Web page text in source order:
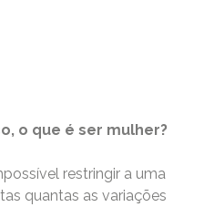
o que é ser mulher?
restringir a uma
quantas as variações